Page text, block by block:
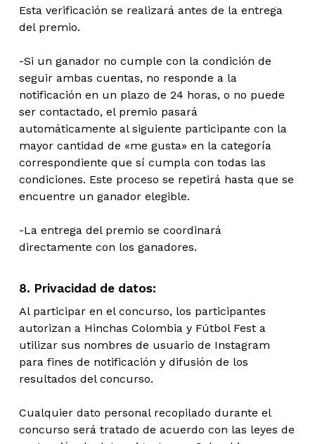
Esta verificación se realizará antes de la entrega
del premio.
-Si un ganador no cumple con la condición de
seguir ambas cuentas, no responde a la
notificación en un plazo de 24 horas, o no puede
ser contactado, el premio pasará
automáticamente al siguiente participante con la
mayor cantidad de «me gusta» en la categoría
correspondiente que sí cumpla con todas las
condiciones. Este proceso se repetirá hasta que se
encuentre un ganador elegible.
-La entrega del premio se coordinará
directamente con los ganadores.
8. Privacidad de datos:
Al participar en el concurso, los participantes
autorizan a Hinchas Colombia y Fútbol Fest a
utilizar sus nombres de usuario de Instagram
para fines de notificación y difusión de los
resultados del concurso.
Cualquier dato personal recopilado durante el
concurso será tratado de acuerdo con las leyes de